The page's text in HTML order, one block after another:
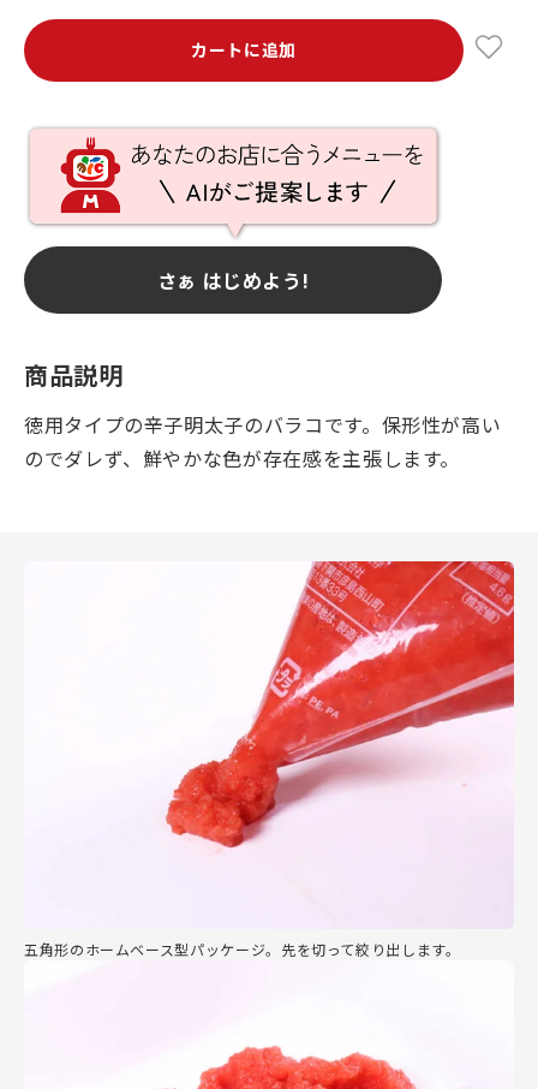
カートに追加
さぁ はじめよう!
商品説明
徳用タイプの辛子明太子のバラコです。保形性が高い
のでダレず、鮮やかな色が存在感を主張します。
五角形のホームベース型パッケージ。先を切って絞り出します。